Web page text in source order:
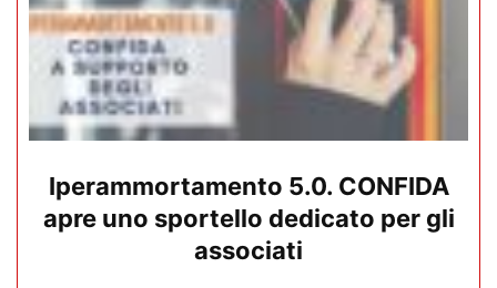
Iperammortamento 5.0. CONFIDA
apre uno sportello dedicato per gli
associati